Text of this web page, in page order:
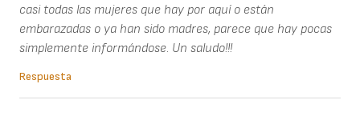
casi todas las mujeres que hay por aquí o están
embarazadas o ya han sido madres, parece que hay pocas
simplemente informándose. Un saludo!!!
Respuesta